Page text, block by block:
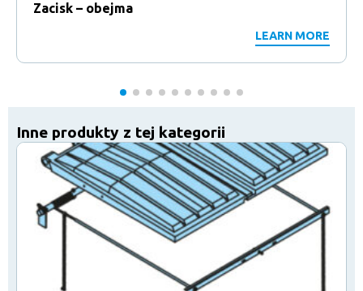
Zacisk – obejma
LEARN MORE
Inne produkty z tej kategorii